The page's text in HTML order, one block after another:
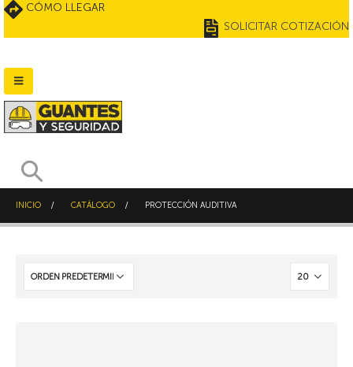
CÓMO LLEGAR
SOLICITAR COTIZACIÓN
INICIO CATÁLOGO PROTECCIÓN AUDITIVA